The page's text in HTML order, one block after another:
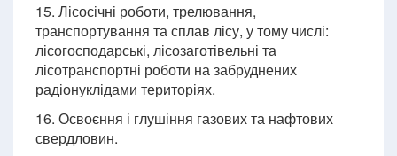
15. Лісосічні роботи, трелювання,
транспортування та сплав лісу, у тому числі:
лісогосподарські, лісозаготівельні та
лісотранспортні роботи на забруднених
радіонуклідами територіях.
16. Освоєння і глушіння газових та нафтових
свердловин.